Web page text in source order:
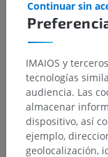
Continuar sin
IMAIOS y
tecnologías
audiencia. Las
almacenar
dispositivo, así
ejemplo,
geolocalización,